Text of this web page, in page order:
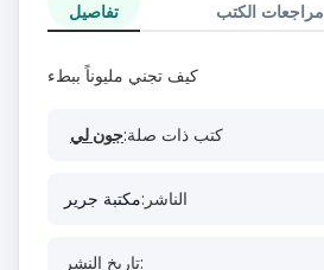
تفاصيل مراجعات الكتب
كتب ذات صلة:جون لي
الناشر:مكتبة جرير
تاريخ النشر: